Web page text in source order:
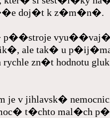
doj�t k z�m�n�.
p��stroje
ale tak� u
rychle zn�t hodnotu
je v jihlavsk�
t�chto mal�ch